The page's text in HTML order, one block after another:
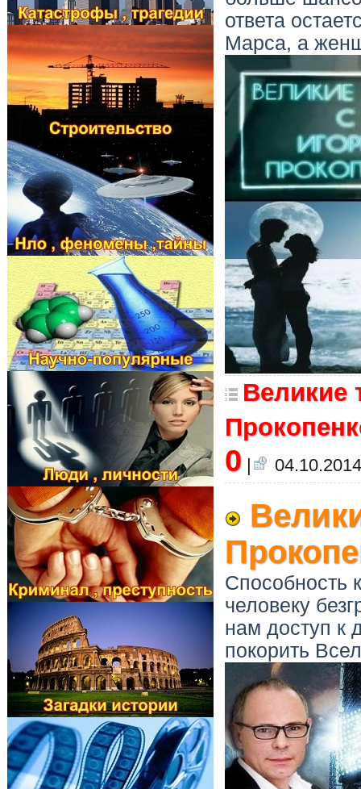
ответа
Марса, а
Великие
0 |
Способность
человеку
нам доступ к
покорить